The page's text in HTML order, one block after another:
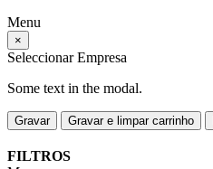
Menu
×
Seleccionar Empresa
Some text in the modal.
Gravar Gravar e limpar carrinho
FILTROS